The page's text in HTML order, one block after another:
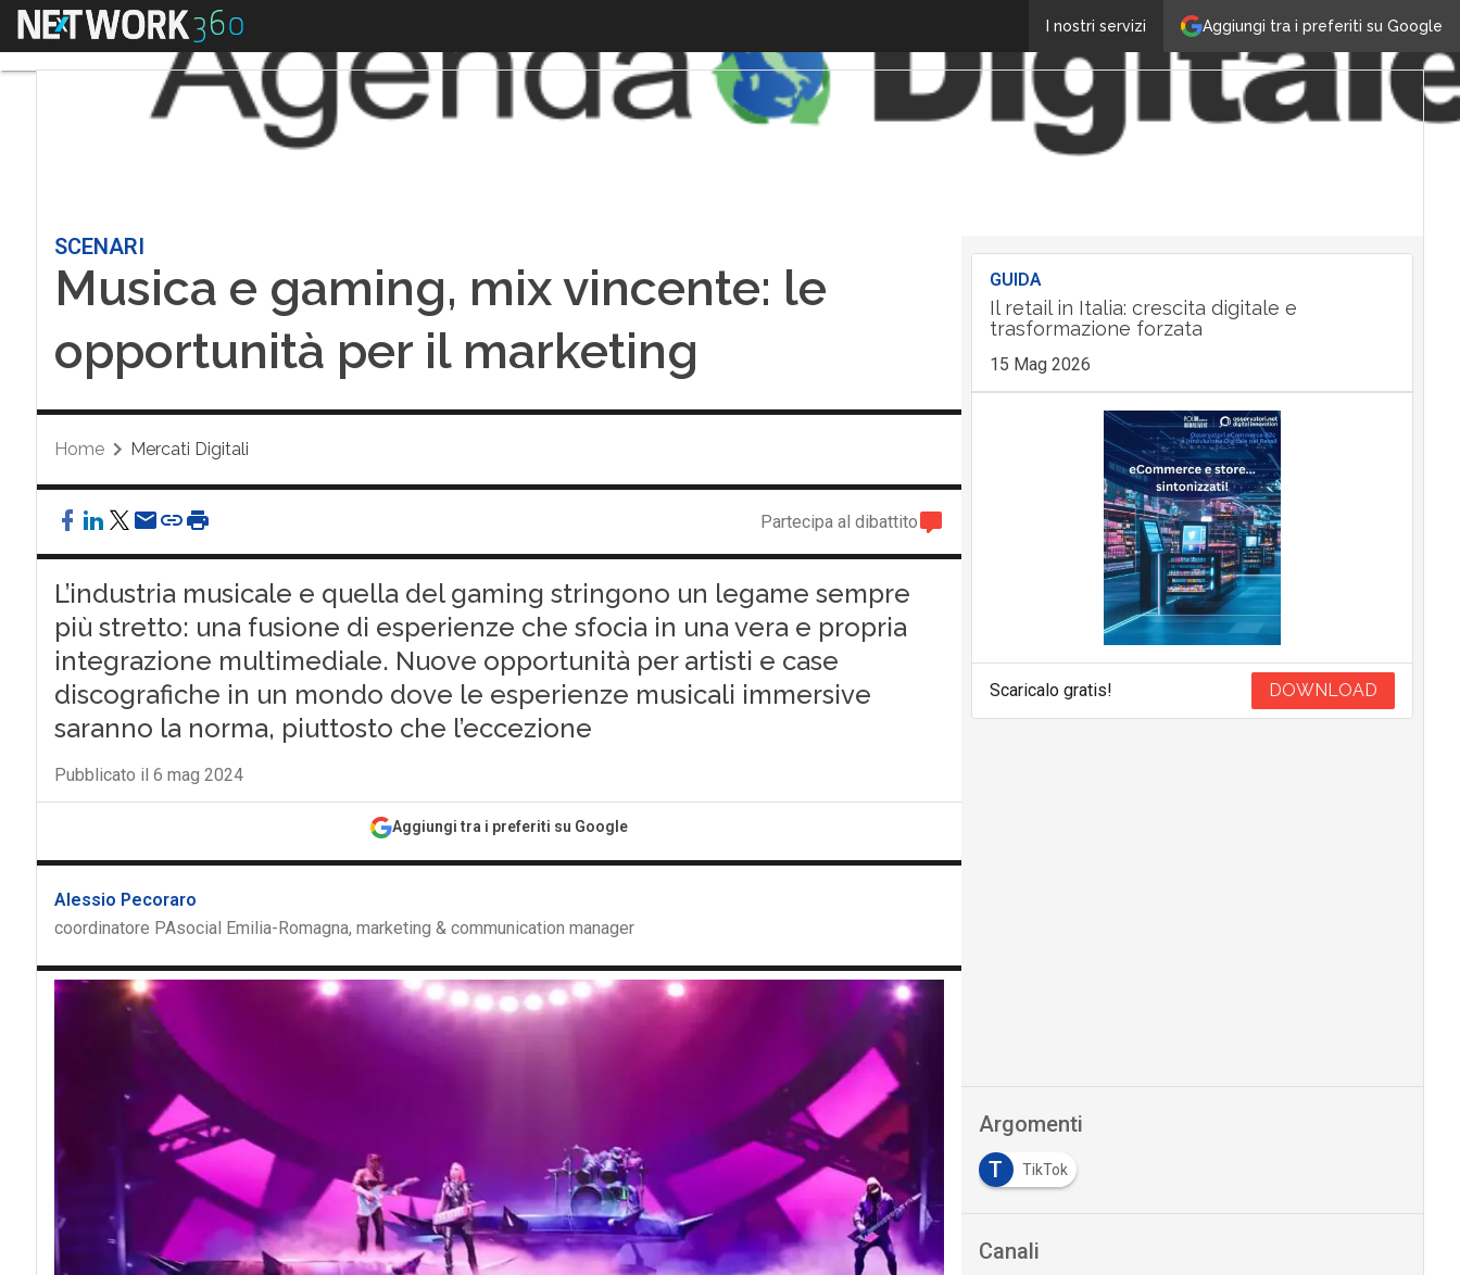
Aggiungi tra i preferiti su Google
I nostri servizi
Menu
SCENARI
Musica e gaming, mix vincente: le
opportunità per il marketing
Home Mercati Digitali
Partecipa al dibattito
L’industria musicale e quella del gaming stringono un legame sempre
più stretto: una fusione di esperienze che sfocia in una vera e propria
integrazione multimediale. Nuove opportunità per artisti e case
discografiche in un mondo dove le esperienze musicali immersive
saranno la norma, piuttosto che l’eccezione
Pubblicato il 6 mag 2024
Aggiungi tra i preferiti su Google
Alessio Pecoraro
coordinatore PAsocial Emilia-Romagna, marketing & communication manager
GUIDA
Il retail in Italia: crescita digitale e
trasformazione forzata
15 Mag 2026
Scaricalo gratis! DOWNLOAD
Argomenti
T
TikTok
Canali